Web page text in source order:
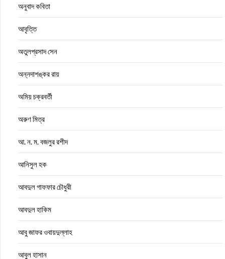
অনুবাদ কবিতা
আবৃত্তি
অতুলপ্রসাদ সেন
অন্নদাশঙ্কর রায়
অমিয় চক্রবর্তী
অরুণ মিত্র
আ. ন. ম. বজলুর রশীদ
আনিসুল হক
আবদুল গাফফার চৌধুরী
আবদুল হাকিম
আবু জাফর ওবায়দুল্লাহ
আবুল হাসান